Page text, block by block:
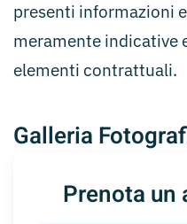
presenti informazioni
meramente indicative
elementi contrattuali.
Galleria
Prenota un